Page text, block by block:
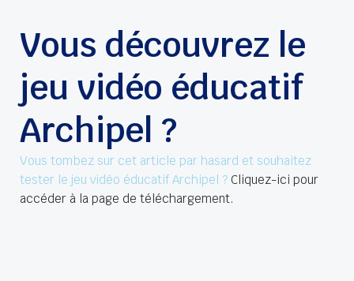
Vous découvrez le
jeu vidéo éducatif
Archipel ?
Vous tombez sur cet article par hasard et souhaitez
tester le jeu vidéo éducatif Archipel ? Cliquez-ici pour
accéder à la page de téléchargement.